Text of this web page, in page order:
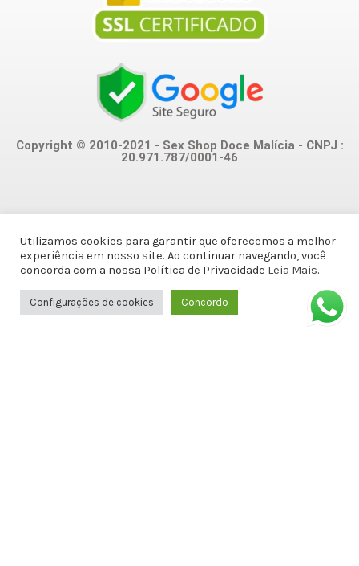
Copyright © 2010-2021 - Sex Shop Doce Malícia - CNPJ :
20.971.787/0001-46
Entre em contato
(82)99611-0143
Utilizamos cookies para garantir que oferecemos a melhor
experiência em nosso site. Ao continuar navegando, você
concorda com a nossa Política de Privacidade Leia Mais.
Configurações de cookies Concordo